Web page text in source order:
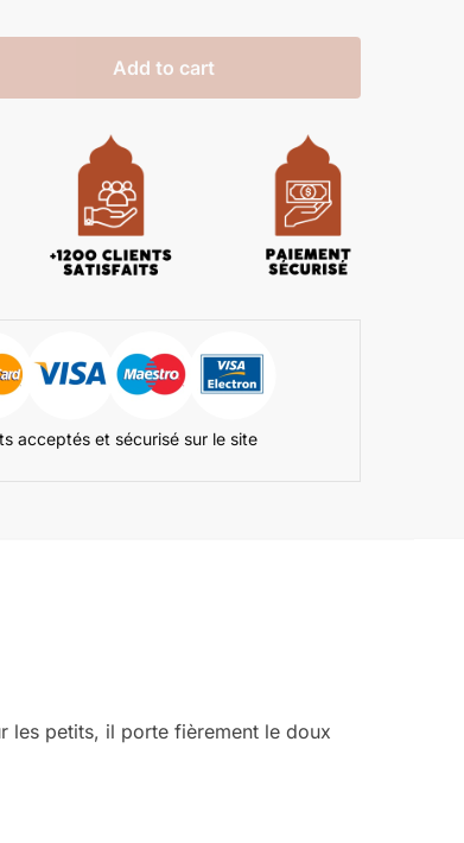
Add to cart
acceptés et sécurisé sur le site
les petits, il porte fièrement le doux